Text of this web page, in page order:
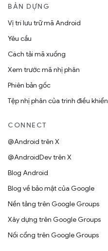
BẢN DỰNG
Vị trí lưu trữ mã Android
Yêu cầu
Cách tải mã xuống
Xem trước mã nhị phân
Phiên bản gốc
Tệp nhị phân của trình điều khiển
CONNECT
@Android trên X
@AndroidDev trên X
Blog Android
Blog về bảo mật của Google
Nền tảng trên Google Groups
Xây dựng trên Google Groups
Nối cổng trên Google Groups